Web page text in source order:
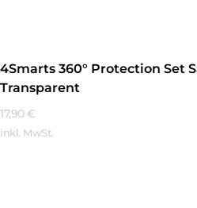
4Smarts 360° Protection Set
Transparent
17,90 €
inkl. MwSt.